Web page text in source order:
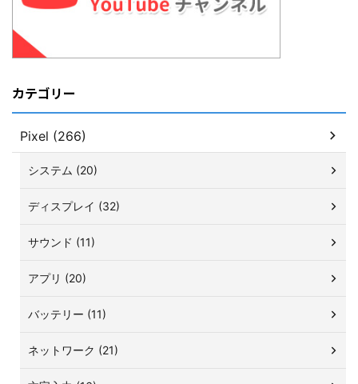
カテゴリー
Pixel (266)
システム (20)
ディスプレイ (32)
サウンド (11)
アプリ (20)
バッテリー (11)
ネットワーク (21)